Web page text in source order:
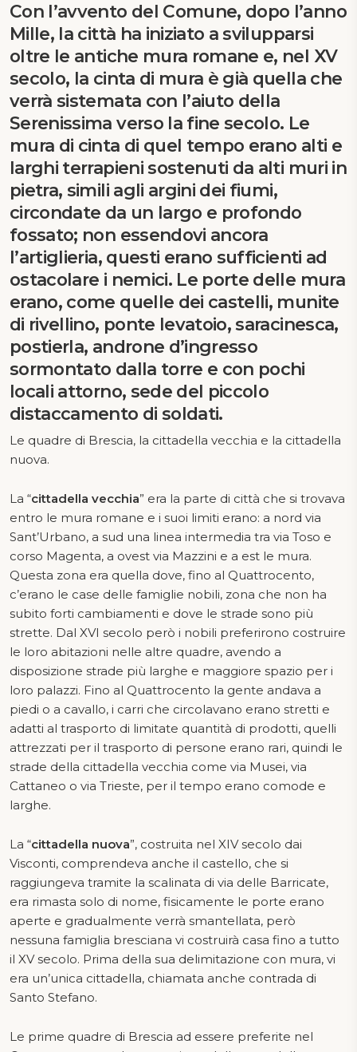
Con l’avvento del Comune, dopo l’anno
Mille, la città ha iniziato a svilupparsi
oltre le antiche mura romane e, nel XV
secolo, la cinta di mura è già quella che
verrà sistemata con l’aiuto della
Serenissima verso la fine secolo. Le
mura di cinta di quel tempo erano alti e
larghi terrapieni sostenuti da alti muri in
pietra, simili agli argini dei fiumi,
circondate da un largo e profondo
fossato; non essendovi ancora
l’artiglieria, questi erano sufficienti ad
ostacolare i nemici. Le porte delle mura
erano, come quelle dei castelli, munite
di rivellino, ponte levatoio, saracinesca,
postierla, androne d’ingresso
sormontato dalla torre e con pochi
locali attorno, sede del piccolo
distaccamento di soldati.
Le quadre di Brescia, la cittadella vecchia e la cittadella
nuova.
La “cittadella vecchia” era la parte di città che si trovava
entro le mura romane e i suoi limiti erano: a nord via
Sant’Urbano, a sud una linea intermedia tra via Toso e
corso Magenta, a ovest via Mazzini e a est le mura.
Questa zona era quella dove, fino al Quattrocento,
c’erano le case delle famiglie nobili, zona che non ha
subito forti cambiamenti e dove le strade sono più
strette. Dal XVI secolo però i nobili preferirono costruire
le loro abitazioni nelle altre quadre, avendo a
disposizione strade più larghe e maggiore spazio per i
loro palazzi. Fino al Quattrocento la gente andava a
piedi o a cavallo, i carri che circolavano erano stretti e
adatti al trasporto di limitate quantità di prodotti, quelli
attrezzati per il trasporto di persone erano rari, quindi le
strade della cittadella vecchia come via Musei, via
Cattaneo o via Trieste, per il tempo erano comode e
larghe.
La “cittadella nuova”, costruita nel XIV secolo dai
Visconti, comprendeva anche il castello, che si
raggiungeva tramite la scalinata di via delle Barricate,
era rimasta solo di nome, fisicamente le porte erano
aperte e gradualmente verrà smantellata, però
nessuna famiglia bresciana vi costruirà casa fino a tutto
il XV secolo. Prima della sua delimitazione con mura, vi
era un’unica cittadella, chiamata anche contrada di
Santo Stefano.
Le prime quadre di Brescia ad essere preferite nel